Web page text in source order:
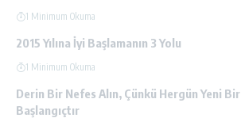
1 Minimum Okuma
2015 Yılına İyi Başlamanın 3 Yolu
1 Minimum Okuma
Derin Bir Nefes Alın, Çünkü Hergün Yeni Bir
Başlangıçtır